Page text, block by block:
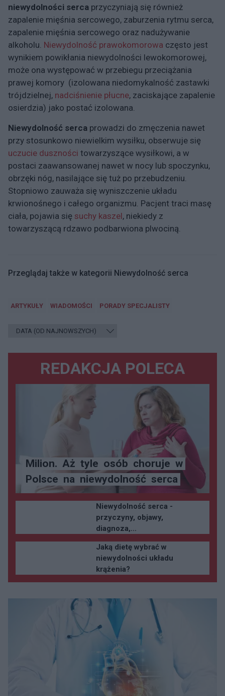
niewydolności serca przyczyniają się również
zapalenie mięśnia sercowego, zaburzenia rytmu serca,
zapalenie mięśnia sercowego oraz nadużywanie
alkoholu. Niewydolność prawokomorowa często jest
wynikiem powikłania niewydolności lewokomorowej,
może ona występować w przebiegu przeciążania
prawej komory (izolowana niedomykalność zastawki
trójdzielnej, nadciśnienie płucne, zaciskające zapalenie
osierdzia) jako postać izolowana.
Niewydolność serca prowadzi do zmęczenia nawet
przy stosunkowo niewielkim wysiłku, obserwuje się
uczucie duszności towarzyszące wysiłkowi, a w
postaci zaawansowanej nawet w nocy lub spoczynku,
obrzęki nóg, nasilające się tuż po przebudzeniu.
Stopniowo zauważa się wyniszczenie układu
krwionośnego i całego organizmu. Pacjent traci masę
ciała, pojawia się suchy kaszel, niekiedy z
towarzyszącą rdzawo podbarwiona plwociną.
Przeglądaj także w kategorii Niewydolność serca
ARTYKUŁY WIADOMOŚCI PORADY SPECJALISTY
REDAKCJA POLECA
Milion. Aż tyle osób choruje w
Polsce na niewydolność serca
Niewydolność serca -
przyczyny, objawy,
diagnoza,...
Jaką dietę wybrać w
niewydolności układu
krążenia?